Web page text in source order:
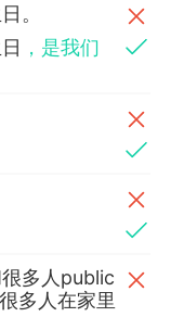
。
，是我们
多人public
多人在家里